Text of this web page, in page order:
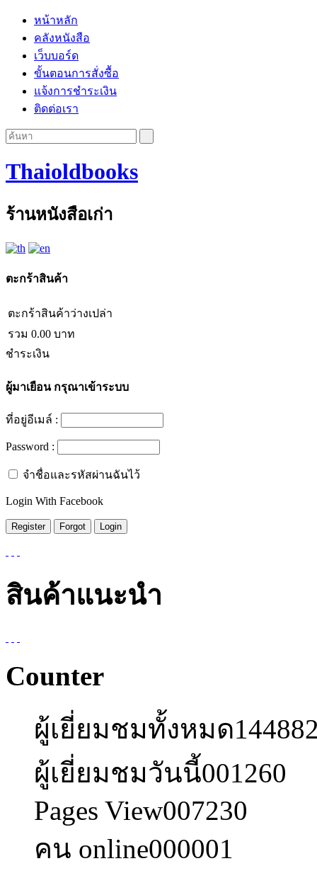
หน้าหลัก
คลังหนังสือ
เว็บบอร์ด
ขั้นตอนการสั่งซื้อ
แจ้งการชำระเงิน
ติดต่อเรา
Thaioldbooks
ร้านหนังสือเก่า
ตะกร้าสินค้า
ตะกร้าสินค้าว่างเปล่า
รวม 0.00 บาท
ชำระเงิน
ผู้มาเยือนกรุณาเข้าระบบ
ที่อยู่อีเมล์ :
Password :
จำชื่อและรหัสผ่านฉันไว้
Login With Facebook
สินค้าแนะนำ
Counter
ผู้เยี่ยมชมทั้งหมด
ผู้เยี่ยมชมวันนี้001260
Pages View007230
คน online000001